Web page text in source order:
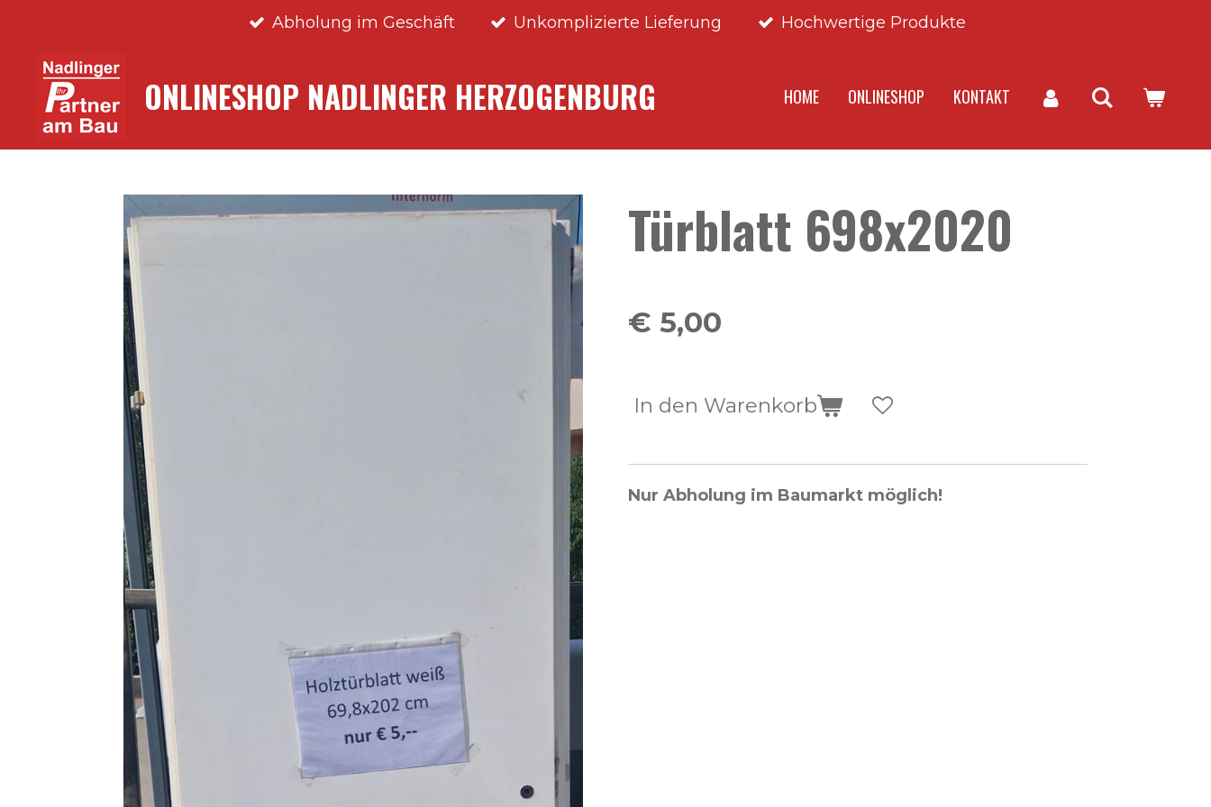
springen
Abholung im Geschäft Unkomplizierte Lieferung Hochwertige Produkte
ONLINESHOP NADLINGER HERZOGENBURG HOME ONLINESHOP KONTAKT
Türblatt 698x2020
€ 5,00
In den Warenkorb
Nur Abholung im Baumarkt möglich!